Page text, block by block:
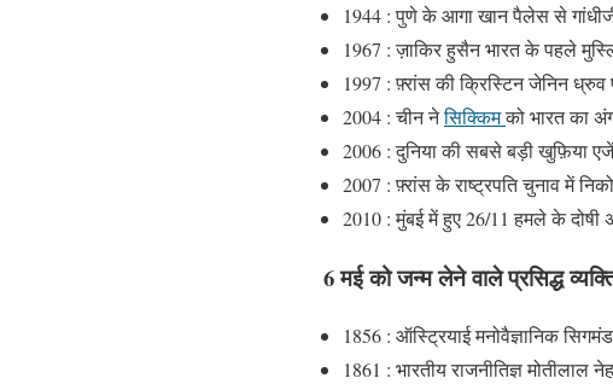
1944 : पुणे के आगा खान पैलेस से
1967 : ज़ाकिर हुसैन भारत के पहले
1997 : फ़्रांस की क्रिस्टिन जेनिन ध्रुव
2004 : चीन नेसिक्किमको भारत का
2006 : दुनिया की सबसे बड़ी खुफ़िया
2007 : फ़्रांस के राष्ट्रपति चुनाव में
2010 : मुंबई में हुए 26/11 हमले के
6 मई को जन्म लेने वाले प्रसिद्ध
1856 : ऑस्ट्रियाई मनोवैज्ञानिक
1861 : भारतीय राजनीतिज्ञ